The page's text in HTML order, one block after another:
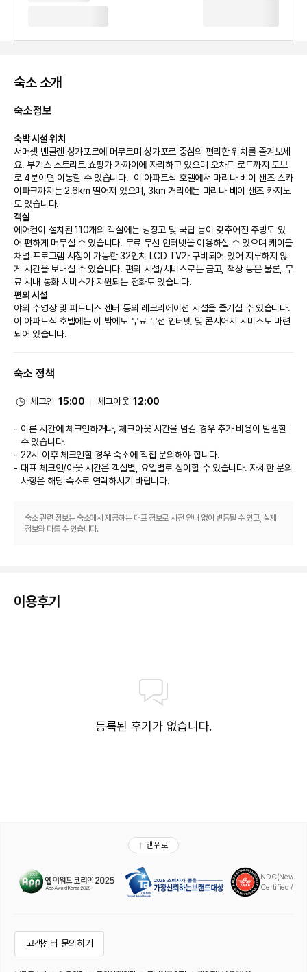
숙소 소개
숙소정보
숙박 시설 위치
서머셋 벤쿨렌 싱가포르에 머무르며 싱가포르 중심의 편리한 위치를 즐겨보세
요. 부기스 스트리트 쇼핑가 가까이에 자리하고 있으며 오차드 로드까지 도보
로 4분이면 이동할 수 있습니다.  이 아파트식 호텔에서 마리나 베이 샌즈 스카
이파크까지는 2.6km 떨어져 있으며, 3km 거리에는 마리나 베이 샌즈 카지노
도 있습니다.
객실
에어컨이 설치된 110개의 객실에는 냉장고 및 쿡탑 등이 갖추어진 주방도 있
어 편하게 머무실 수 있습니다. 무료 무선 인터넷을 이용하실 수 있으며 케이블
채널 프로그램 시청이 가능한 32인치 LCD TV가 구비되어 있어 지루하지 않
게 시간을 보내실 수 있습니다. 편의 시설/서비스로는 금고, 책상 등은 물론, 무
료 시내 통화 서비스가 지원되는 전화도 있습니다.
편의 시설
야외 수영장 및 피트니스 센터 등의 레크리에이션 시설을 즐기실 수 있습니다.
이 아파트식 호텔에는 이 밖에도 무료 무선 인터넷 및 콘시어지 서비스도 마련
되어 있습니다.
아침 식사(유럽식)가 주중 06:30 ~ 10:00 및 주말 07:00 ~ 10:30에 유료
비즈니스, 기타 편의시설
는 프런트 데스크, 짐 보관 등이 있습니다. 시설 내에서 셀프 주차(요금 별도)
이용이 가능합니다.
개조 공사
아래 시설 또는 서비스는 2026년 7월 14일 ~ 2026년 7월 19일에 이용하실
수 없습니다(날짜는 변경될 수 있음).
숙소 정책
체크인 15:00 체크아웃 12:00
이른 시간에 체크인하거나, 체크아웃 시간을 넘길 경우 추가 비용이 발생할
수 있습니다.
22시 이후 체크인할 경우 숙소에 직접 문의해야 합니다.
대표 체크인/아웃 시간은 객실별, 요일별로 상이할 수 있습니다. 자세한 문의
사항은 해당 숙소로 연락하시기 바랍니다.
숙소 관련 정보는 숙소에서 제공하는 대표 정보로 사전 안내 없이 변동될 수 있고, 실제
정보와 다를 수 있습니다.
이용후기
등록된 후기가 없습니다.